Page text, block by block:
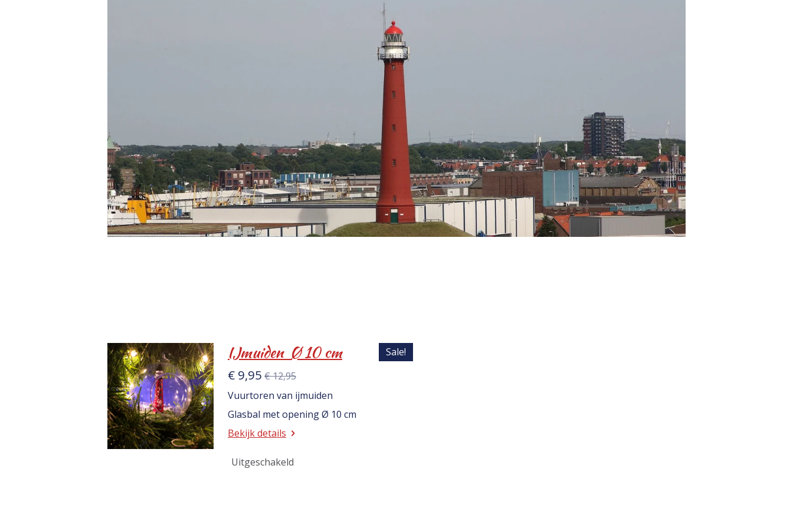
Sale!
IJmuiden Ø 10 cm
€ 9,95 € 12,95
Vuurtoren van ijmuiden
Glasbal met opening Ø 10 cm
Bekijk details
Uitgeschakeld